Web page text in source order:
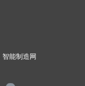
智能制造网